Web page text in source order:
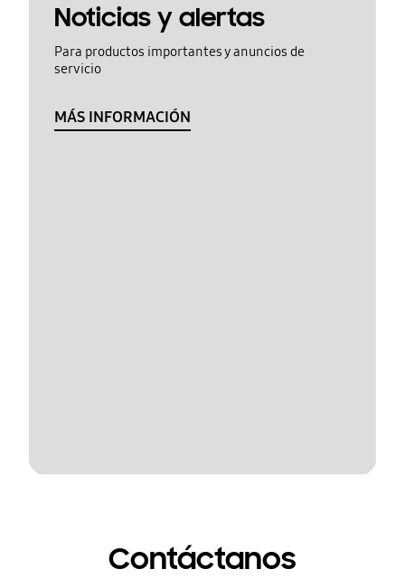
Noticias y alertas
Para productos importantes y anuncios de
servicio
MÁS INFORMACIÓN
Contáctanos